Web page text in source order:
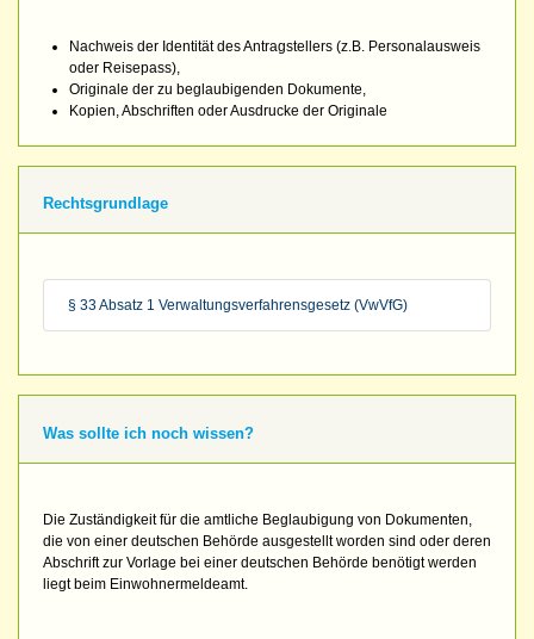
Nachweis der Identität des Antragstellers (z.B. Personalausweis
oder Reisepass),
Originale der zu beglaubigenden Dokumente,
Kopien, Abschriften oder Ausdrucke der Originale
Rechtsgrundlage
§ 33 Absatz 1 Verwaltungsverfahrensgesetz (VwVfG)
Was sollte ich noch wissen?
Die Zuständigkeit für die amtliche Beglaubigung von Dokumenten,
die von einer deutschen Behörde ausgestellt worden sind oder deren
Abschrift zur Vorlage bei einer deutschen Behörde benötigt werden
liegt beim Einwohnermeldeamt.